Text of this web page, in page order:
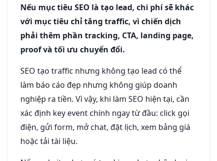
Nếu mục tiêu SEO là tạo lead, chi phí sẽ khác
với mục tiêu chỉ tăng traffic, vì chiến dịch
phải thêm phần tracking, CTA, landing page,
proof và tối ưu chuyển đổi.
SEO tạo traffic nhưng không tạo lead có thể
làm báo cáo đẹp nhưng không giúp doanh
nghiệp ra tiền. Vì vậy, khi làm SEO hiện tại, cần
xác định key event chính ngay từ đầu: click gọi
điện, gửi form, mở chat, đặt lịch, xem bảng giá
hoặc tải tài liệu.